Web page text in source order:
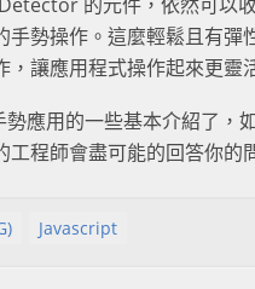
手勢操作。這麼輕鬆且有彈
，讓應用程式操作起來更靈
勢應用的一些基本介紹了，
工程師會盡可能的回答你的
Javascript